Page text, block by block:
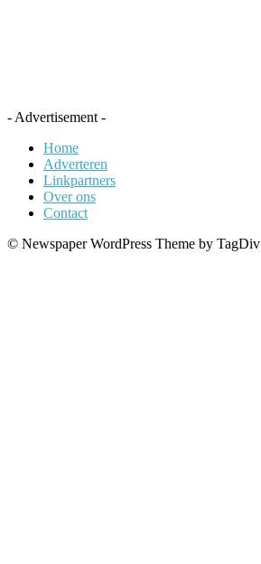
- Advertisement -
Home
Adverteren
Linkpartners
Over ons
Contact
© Newspaper WordPress Theme by TagDiv